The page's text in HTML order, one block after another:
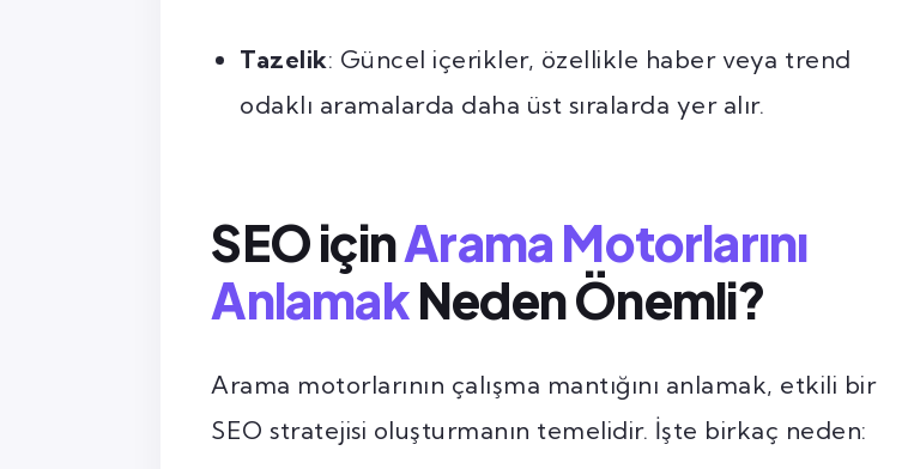
Tazelik: Güncel içerikler, özellikle haber veya trend
odaklı aramalarda daha üst sıralarda yer alır.
SEO içinArama Motorlarını
AnlamakNeden Önemli?
Arama motorlarının çalışma mantığını anlamak, etkili bir
SEO stratejisi oluşturmanın temelidir. İşte birkaç neden: